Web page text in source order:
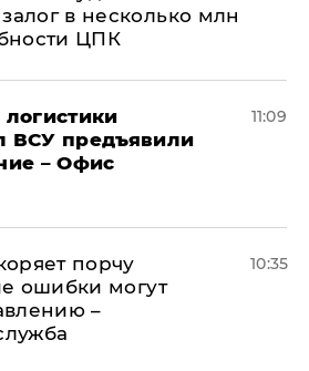
в несколько млн
ЦПК
ВСУ предъявили
– Офис
11:09
порчу
ошибки могут
–
10:35